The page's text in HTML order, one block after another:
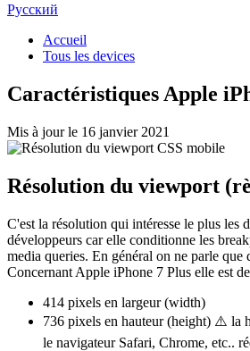
Русский
Accueil
Tous les devices
Caractéristiques Apple
Mis à jour le 16 janvier 2021
Résolution du viewport
C'est la résolution qui intéresse le plus les
développeurs car elle conditionne les
media queries. En général on ne parle que
Concernant Apple iPhone 7 Plus elle est
414 pixels en largeur (width)
736 pixels en hauteur (height) ⚠️ la
le navigateur Safari, Chrome, etc..